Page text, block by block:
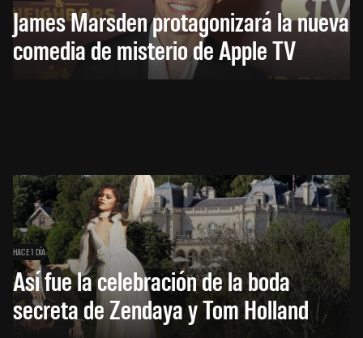
James Marsden protagonizará la nueva
comedia de misterio de Apple TV
HACE 1 DÍA
Así fue la celebración de la boda
secreta de Zendaya y Tom Holland